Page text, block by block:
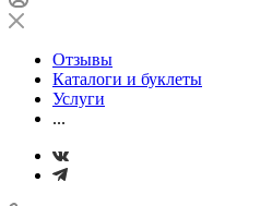
Отзывы
Каталоги и буклеты
Услуги
...